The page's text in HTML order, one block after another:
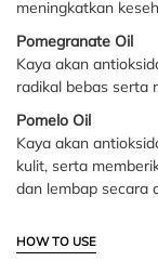
meningkatkan
Pomegranate Oil
Kaya akan
radikal bebas serta
Pomelo Oil
Kaya akan
kulit, serta
dan lembap secara
HOW TO USE